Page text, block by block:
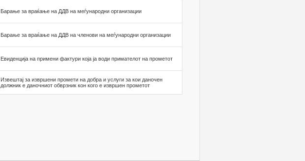
Барање за враќање на ДДВ на меѓународни организации
Барање за враќање на ДДВ на членови на меѓународни организации
Евиденција на примени фактури која ја води примателот на прометот
Извештај за извршени промети на добра и услуги за кои даночен
должник е даночниот обврзник кон кого е извршен прометот